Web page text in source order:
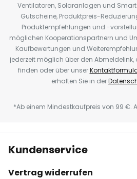
Ventilatoren, Solaranlagen und
Gutscheine, Produktpreis-
Produktempfehlungen und -
möglichen Kooperationspartnern und
Kaufbewertungen und
jederzeit möglich über den Abmeldelink,
finden oder über unser
erhalten Sie in der
*Ab einem Mindestkaufpreis von 99 €.
Kundenservice
Vertrag widerrufen